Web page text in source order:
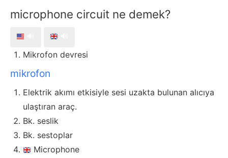
microphone circuit ne demek?
Mikrofon devresi
mikrofon
Elektrik akımı etkisiyle sesi uzakta bulunan alıcıya
ulaştıran araç.
Bk. seslik
Bk. sestoplar
Microphone